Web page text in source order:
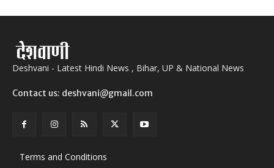
Deshvani - Latest Hindi News , Bihar, UP & National News
Contact us: deshvani@gmail.com
Terms and Conditions